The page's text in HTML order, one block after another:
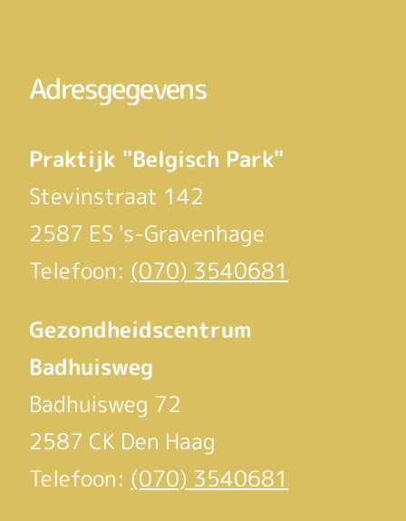
Adresgegevens
Praktijk "Belgisch Park"
Stevinstraat 142
2587 ES 's-Gravenhage
Telefoon: (070) 3540681
Gezondheidscentrum
Badhuisweg
Badhuisweg 72
2587 CK Den Haag
Telefoon: (070) 3540681